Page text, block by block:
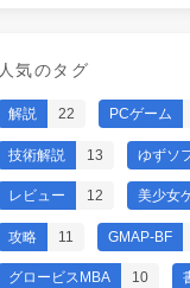
人気のタグ
解説 22 PCゲーム
技術解説 13 ゆずソ
レビュー 12 美少女
攻略 11 GMAP-BF
グロービスMBA 10